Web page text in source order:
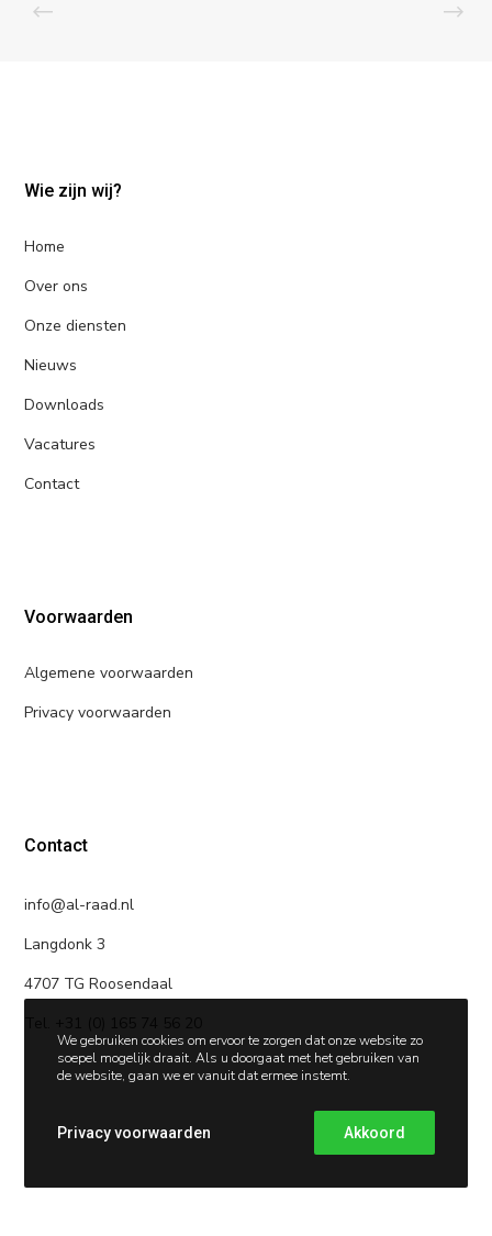
Wie zijn wij?
Home
Over ons
Onze diensten
Nieuws
Downloads
Vacatures
Contact
Voorwaarden
Algemene voorwaarden
Privacy voorwaarden
Contact
info@al-raad.nl
Langdonk 3
4707 TG Roosendaal
We gebruiken cookies om ervoor te zorgen dat onze website zo
soepel mogelijk draait. Als u doorgaat met het gebruiken van
de website, gaan we er vanuit dat ermee instemt.
Privacy voorwaarden Akkoord